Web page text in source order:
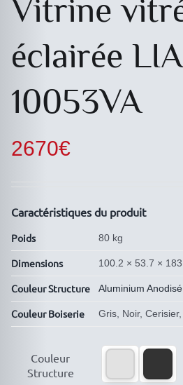
Vitrine
éclairée
10053VA
2670€
Caractéristiques du produit
Poids 80 kg
Dimensions 100.2 × 53.7 ×
Couleur Structure Aluminium Anodisé,
Couleur Boiserie Gris, Noir,
Couleur
Structure